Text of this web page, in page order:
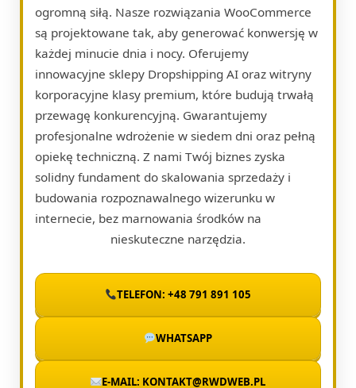
ogromną siłą. Nasze rozwiązania WooCommerce
są projektowane tak, aby generować konwersję w
każdej minucie dnia i nocy. Oferujemy
innowacyjne sklepy Dropshipping AI oraz witryny
korporacyjne klasy premium, które budują trwałą
przewagę konkurencyjną. Gwarantujemy
profesjonalne wdrożenie w siedem dni oraz pełną
opiekę techniczną. Z nami Twój biznes zyska
solidny fundament do skalowania sprzedaży i
budowania rozpoznawalnego wizerunku w
internecie, bez marnowania środków na
nieskuteczne narzędzia.
TELEFON: +48 791 891 105
WHATSAPP
E-MAIL: KONTAKT@RWDWEB.PL